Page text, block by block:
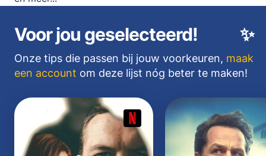
✨
Voor jou geselecteerd!
Onze tips die passen bij jouw voorkeuren, maak
een account om deze lijst nóg beter te maken!